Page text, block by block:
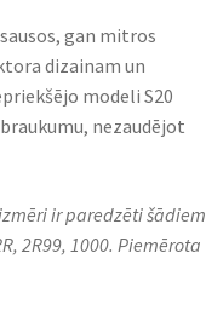
gan mitros
dizainam un
modeli S20
nezaudējot
ir paredzēti šādiem
2R99, 1000. Piemērota